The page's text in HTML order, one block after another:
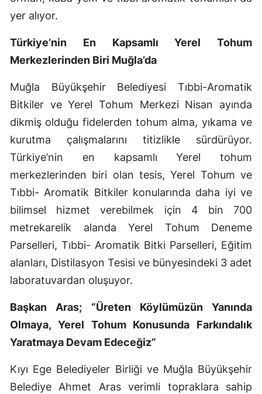
yer alıyor.
Türkiye’nin En Kapsamlı Yerel Tohum
Merkezlerinden Biri Muğla’da
Muğla Büyükşehir Belediyesi Tıbbi-Aromatik
Bitkiler ve Yerel Tohum Merkezi Nisan ayında
dikmiş olduğu fidelerden tohum alma, yıkama ve
kurutma çalışmalarını titizlikle sürdürüyor.
Türkiye’nin en kapsamlı Yerel tohum
merkezlerinden biri olan tesis, Yerel Tohum ve
Tıbbi- Aromatik Bitkiler konularında daha iyi ve
bilimsel hizmet verebilmek için 4 bin 700
metrekarelik alanda Yerel Tohum Deneme
Parselleri, Tıbbi- Aromatik Bitki Parselleri, Eğitim
alanları, Distilasyon Tesisi ve bünyesindeki 3 adet
laboratuvardan oluşuyor.
Başkan Aras; “Üreten Köylümüzün Yanında
Olmaya, Yerel Tohum Konusunda Farkındalık
Yaratmaya Devam Edeceğiz”
Kıyı Ege Belediyeler Birliği ve Muğla Büyükşehir
Belediye Ahmet Aras verimli topraklara sahip